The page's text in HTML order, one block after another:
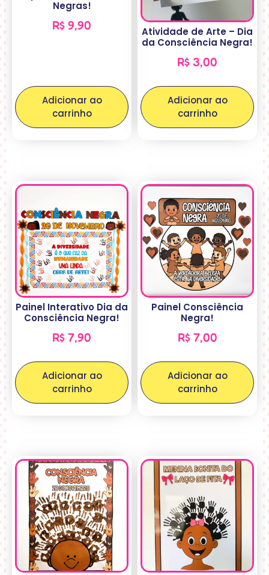
Negras!
R$ 9,90
Adicionar ao
carrinho
Atividade de Arte – Dia
da Consciência Negra!
R$ 3,00
Adicionar ao
carrinho
Painel Interativo Dia da
Consciência Negra!
R$ 7,90
Adicionar ao
carrinho
Painel Consciência
Negra!
R$7,00
Adicionar ao
carrinho